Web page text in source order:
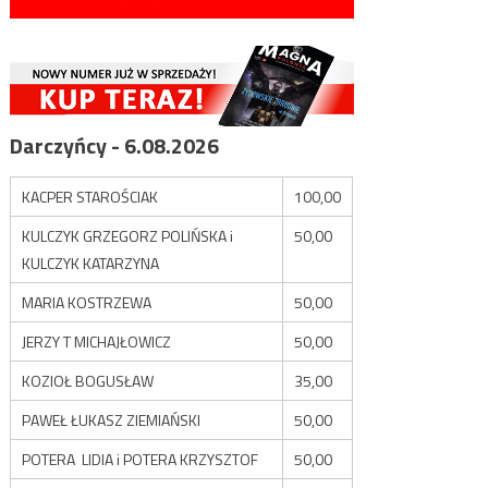
Darczyńcy - 6.08.2026
KACPER STAROŚCIAK
100,00
KULCZYK GRZEGORZ POLIŃSKA i
KULCZYK KATARZYNA
50,00
MARIA KOSTRZEWA
50,00
JERZY T MICHAJŁOWICZ
50,00
KOZIOŁ BOGUSŁAW
35,00
PAWEŁ ŁUKASZ ZIEMIAŃSKI
50,00
POTERA LIDIA i POTERA KRZYSZTOF
50,00